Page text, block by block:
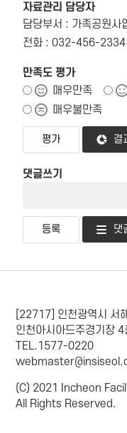
자료관리 담당자
담당부서 : 가족공원사
전화 : 032-456-2334
만족도 평가
매우만족
매우불만족
결
댓글쓰기
댓
[22717] 인천광역시 서
인천아시아드주경기장 4
TEL.1577-0220
(C) 2021 Incheon
All Rights Reserved.